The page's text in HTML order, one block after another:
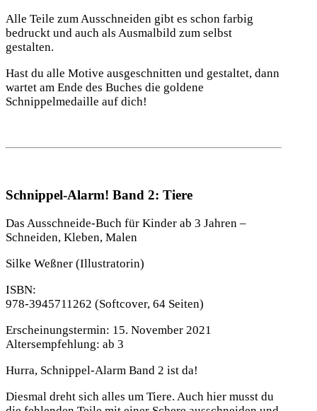
Alle Teile zum Ausschneiden gibt es schon farbig
bedruckt und auch als Ausmalbild zum selbst
gestalten.
Hast du alle Motive ausgeschnitten und gestaltet, dann
wartet am Ende des Buches die goldene
Schnippelmedaille auf dich!
Schnippel-Alarm! Band 2: Tiere
Das Ausschneide-Buch für Kinder ab 3 Jahren –
Schneiden, Kleben, Malen
Silke Weßner (Illustratorin)
ISBN:
978-3945711262 (Softcover, 64 Seiten)
Erscheinungstermin: 15. November 2021
Altersempfehlung: ab 3
Hurra, Schnippel-Alarm Band 2 ist da!
Diesmal dreht sich alles um Tiere. Auch hier musst du